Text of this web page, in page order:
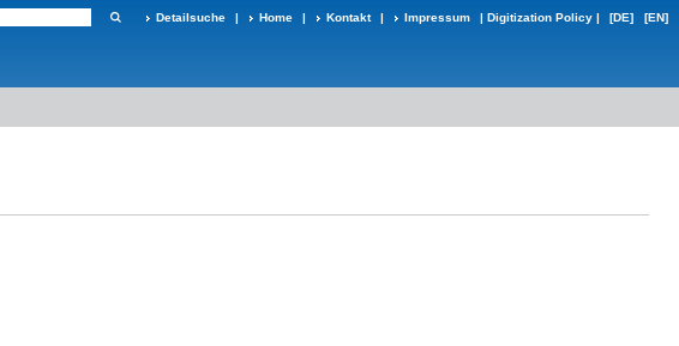
Detailsuche | Home | Kontakt | Impressum | Digitization Policy | [DE] [EN]